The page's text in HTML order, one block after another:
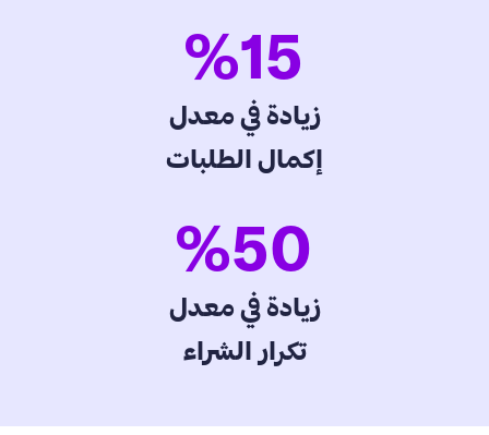
15
%
زيادة في معدل
إكمال الطلبات
50
%
زيادة في معدل
تكرار الشراء